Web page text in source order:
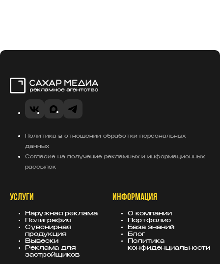
VK MAXTelegram
Политика в отношении обработки персональных
данных
Согласие на получение рекламных и информационных
рассылок
УСЛУГИ
Наружная реклама
Полиграфия
Сувенирная
продукция
Вывески
Реклама для
застройщиков
ИНФОРМАЦИЯ
О компании
Портфолио
База знаний
Блог
Политика
конфиденциальности